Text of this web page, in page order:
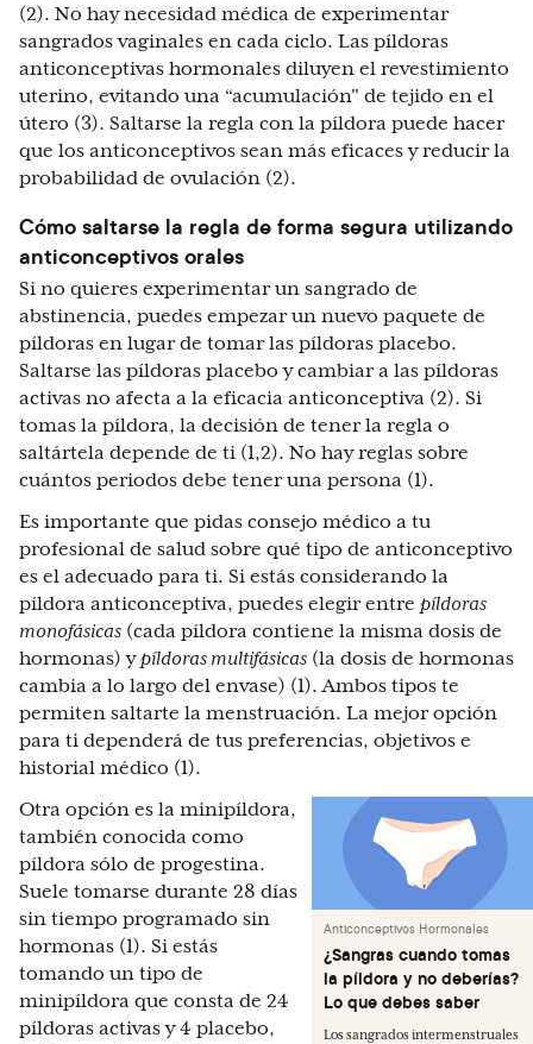
(2). No hay necesidad médica de experimentar
sangrados vaginales en cada ciclo. Las píldoras
anticonceptivas hormonales diluyen el revestimiento
uterino, evitando una “acumulación" de tejido en el
útero (3). Saltarse la regla con la píldora puede hacer
que los anticonceptivos sean más eficaces y reducir la
probabilidad de ovulación (2).
Cómo saltarse la regla de forma segura utilizando
anticonceptivos orales
Si no quieres experimentar un sangrado de
abstinencia, puedes empezar un nuevo paquete de
píldoras en lugar de tomar las píldoras placebo.
Saltarse las píldoras placebo y cambiar a las píldoras
activas no afecta a la eficacia anticonceptiva (2). Si
tomas la píldora, la decisión de tener la regla o
saltártela depende de ti (1,2). No hay reglas sobre
cuántos periodos debe tener una persona (1).
Es importante que pidas consejo médico a tu
profesional de salud sobre qué tipo de anticonceptivo
es el adecuado para ti. Si estás considerando la
píldora anticonceptiva, puedes elegir entre píldoras
monofásicas (cada píldora contiene la misma dosis de
hormonas) ypíldoras multifásicas (la dosis de hormonas
cambia a lo largo del envase) (1). Ambos tipos te
permiten saltarte la menstruación. La mejor opción
para ti dependerá de tus preferencias, objetivos e
historial médico (1).
Anticonceptivos Hormonales
¿Sangras cuando tomas
la píldora y no deberías?
Lo que debes saber
Los sangrados intermenstruales
Otra opción es la minipíldora,
también conocida como
píldora sólo de progestina.
Suele tomarse durante 28 días
sin tiempo programado sin
hormonas (1). Si estás
tomando un tipo de
minipíldora que consta de 24
píldoras activas y 4 placebo,